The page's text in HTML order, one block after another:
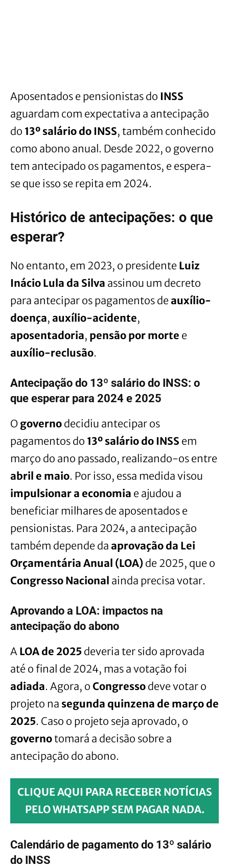
Aposentados e pensionistas do INSS
aguardam com expectativa a antecipação
do 13º salário do INSS, também conhecido
como abono anual. Desde 2022, o governo
tem antecipado os pagamentos, e espera-
se que isso se repita em 2024.
Histórico de antecipações: o que
esperar?
No entanto, em 2023, o presidente Luiz
Inácio Lula da Silva assinou um decreto
para antecipar os pagamentos de auxílio-
doença, auxílio-acidente,
aposentadoria, pensão por morte e
auxílio-reclusão.
Antecipação do 13º salário do INSS: o
que esperar para 2024 e 2025
O governo decidiu antecipar os
pagamentos do 13º salário do INSS em
março do ano passado, realizando-os entre
abril e maio. Por isso, essa medida visou
impulsionar a economia e ajudou a
beneficiar milhares de aposentados e
pensionistas. Para 2024, a antecipação
também depende da aprovação da Lei
Orçamentária Anual (LOA) de 2025, que o
Congresso Nacional ainda precisa votar.
Aprovando a LOA: impactos na
antecipação do abono
A LOA de 2025 deveria ter sido aprovada
até o final de 2024, mas a votação foi
adiada. Agora, o Congresso deve votar o
projeto na segunda quinzena de março de
2025. Caso o projeto seja aprovado, o
governotomará a decisão sobre a
antecipação do abono.
CLIQUE AQUI PARA RECEBER NOTÍCIAS
PELO WHATSAPP SEM PAGAR NADA.
Calendário de pagamento do 13º salário
do INSS